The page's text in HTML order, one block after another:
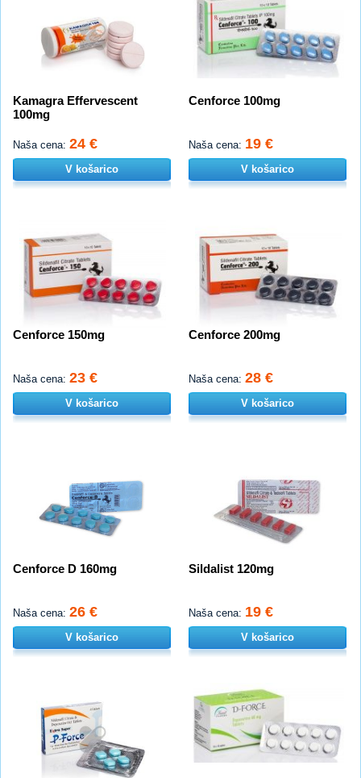
Kamagra Effervescent
100mg
Naša cena: 24 €
V košarico
Cenforce 100mg
Naša cena: 19 €
V košarico
Cenforce 150mg
Naša cena: 23 €
V košarico
Cenforce 200mg
Naša cena: 28 €
V košarico
Cenforce D 160mg
Naša cena: 26 €
V košarico
Sildalist 120mg
Naša cena: 19 €
V košarico